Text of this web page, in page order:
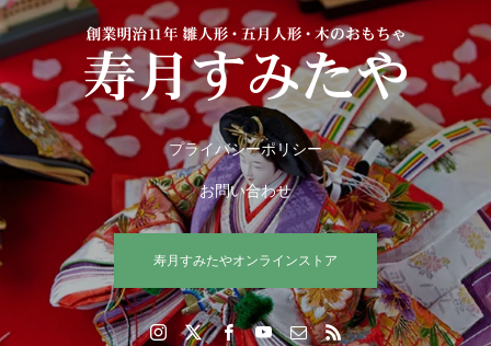
プライバシーポリシー
お問い合わせ
寿月すみたやオンラインストア